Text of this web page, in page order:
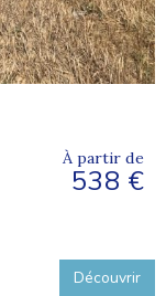
À partir de
538 €
Découvrir